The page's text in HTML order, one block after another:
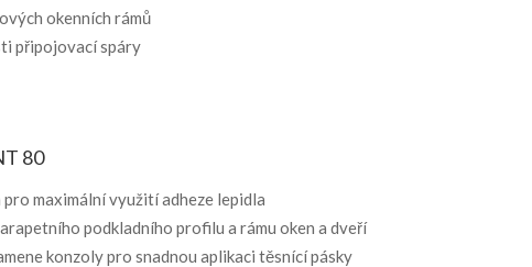
okenních rámů
připojovací spáry
80
maximální využití adheze lepidla
podkladního profilu a rámu oken a dveří
konzoly pro snadnou aplikaci těsnící pásky